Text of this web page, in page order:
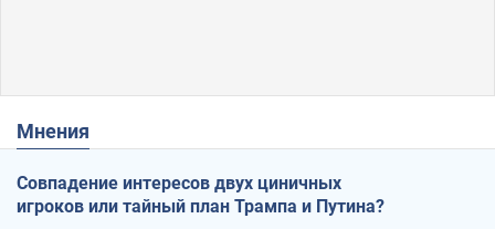
Мнения
Совпадение интересов двух циничных
игроков или тайный план Трампа и Путина?